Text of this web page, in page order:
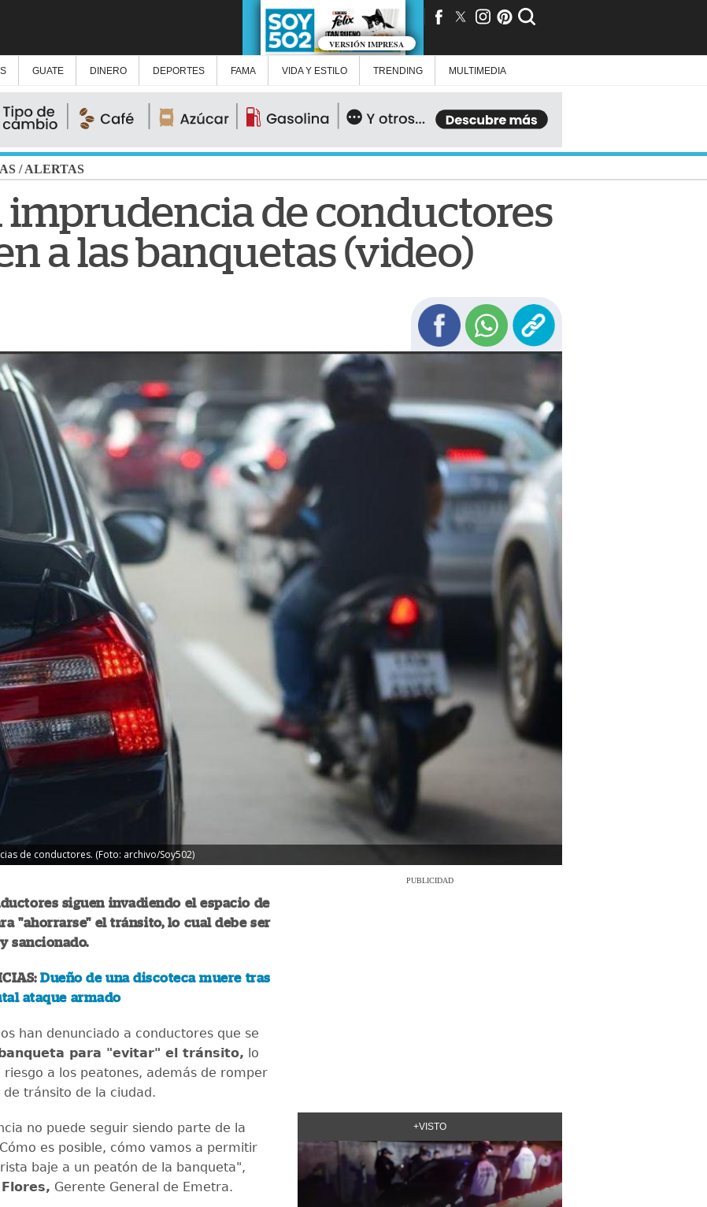
VERSIÓN IMPRESA
GUATE DINERO DEPORTES FAMA VIDA Y ESTILO TRENDING MULTIMEDIA
/ALERTAS
de conductores
a las banquetas (video)
de conductores. (Foto: archivo/Soy502)
siguen invadiendo el espacio de
"ahorrarse" el tránsito, lo cual debe ser
sancionado.
Dueño de una discoteca muere tras
ataque armado
han denunciado a conductores que se
para "evitar" el tránsito, lo
riesgo a los peatones, además de romper
de tránsito de la ciudad.
no puede seguir siendo parte de la
es posible, cómo vamos a permitir
baje a un peatón de la banqueta",
Gerente General de Emetra.
PUBLICIDAD
+VISTO